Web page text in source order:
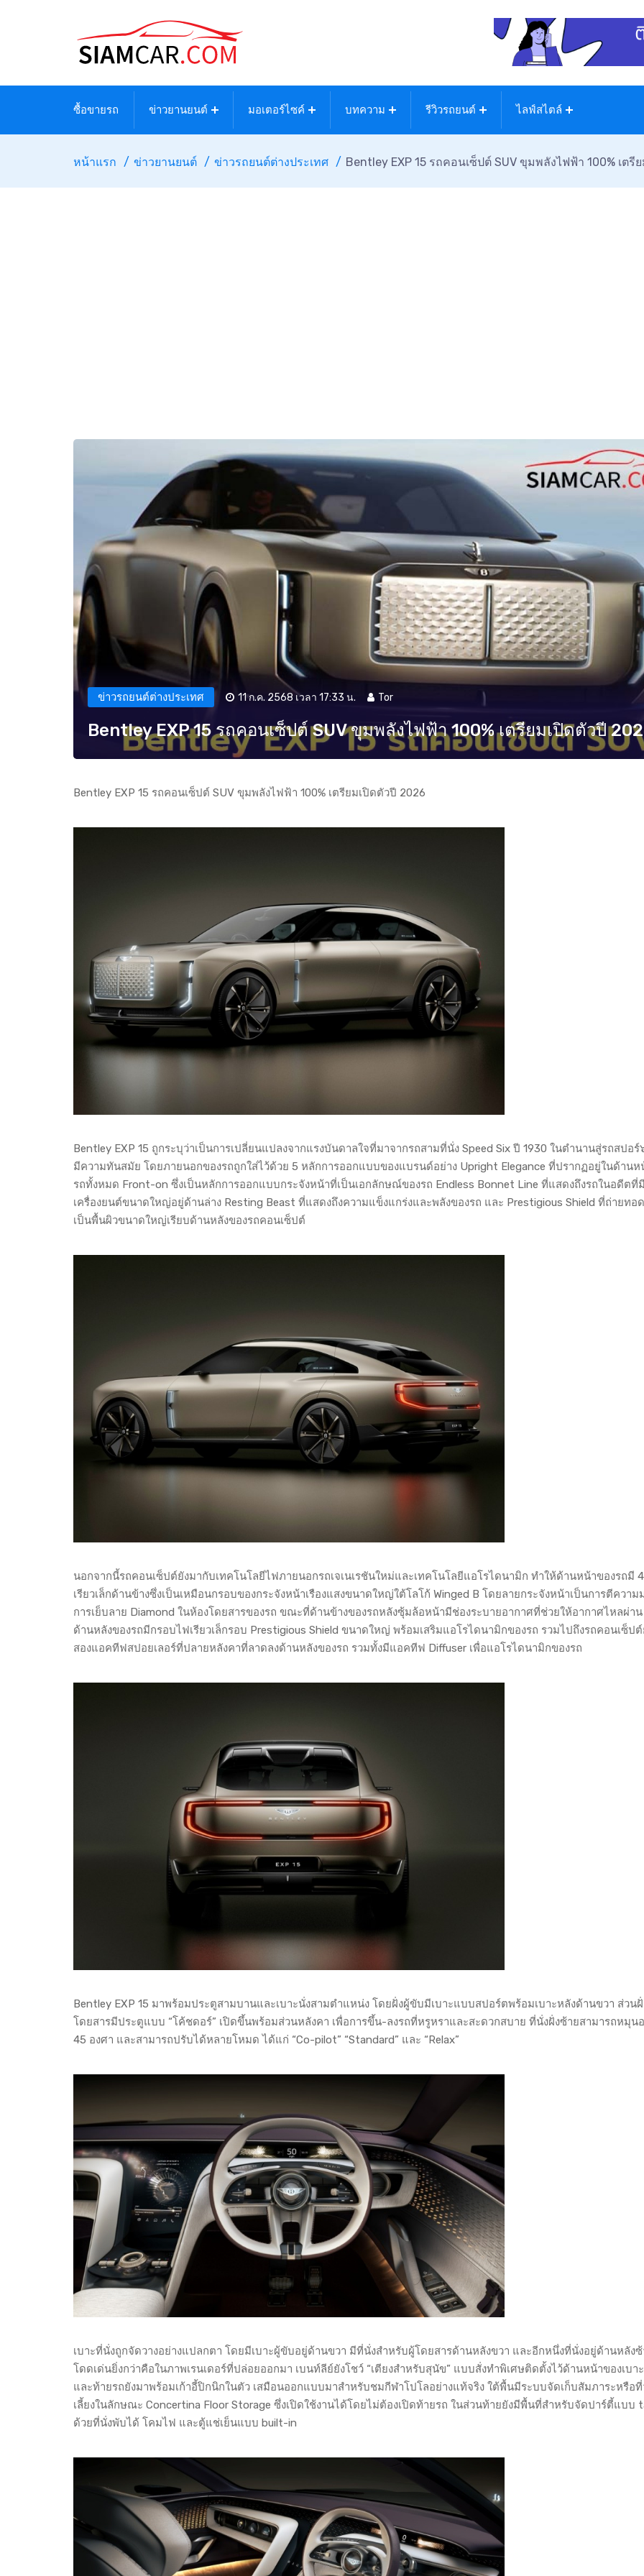
ซื้อขายรถ ข่าวยานยนต์ มอเตอร์ไซค์ บทความ รีวิวรถยนต์ ไลฟ์สไตล์
หน้าแรก ข่าวยานยนต์ ข่าวรถยนต์ต่างประเทศ Bentley EXP 15 รถคอนเซ็ปต์ SUV ขุมพลังไฟฟ้า 100% เตรี
ข่าวรถยนต์ต่างประเทศ 11 ก.ค. 2568 เวลา 17:33 น. Tor
Bentley EXP 15 รถคอนเซ็ปต์ SUV ขุมพลังไฟฟ้า 100% เตรียมเปิดตัวปี
Bentley EXP 15 รถคอนเซ็ปต์ SUV ขุมพลังไฟฟ้า 100% เตรียมเปิดตัวปี 2026
Bentley EXP 15 ถูกระบุว่าเป็นการเปลี่ยนแปลงจากแรงบันดาลใจที่มาจากรถสามที่นั่ง Speed Six ปี 1930 ในตำนานสู่รถสปอ
มีความทันสมัย โดยภายนอกของรถถูกใส่ไว้ด้วย 5 หลักการออกแบบของแบรนด์อย่าง Upright Elegance ที่ปรากฏอยู่ในด้านห
รถทั้งหมด Front-on ซึ่งเป็นหลักการออกแบบกระจังหน้าที่เป็นเอกลักษณ์ของรถ Endless Bonnet Line ที่แสดงถึงรถในอดีตที่มี
เครื่องยนต์ขนาดใหญ่อยู่ด้านล่าง Resting Beast ที่แสดงถึงความแข็งแกร่งและพลังของรถ และ Prestigious Shield ที่ถ่ายทอ
เป็นพื้นผิวขนาดใหญ่เรียบด้านหลังของรถคอนเซ็ปต์
นอกจากนี้รถคอนเซ็ปต์ยังมากับเทคโนโลยีไฟภายนอกรถเจเนเรชันใหม่และเทคโนโลยีแอโรไดนามิก ทำให้ด้านหน้าของรถมี
เรียวเล็กด้านข้างซึ่งเป็นเหมือนกรอบของกระจังหน้าเรืองแสงขนาดใหญ่ใต้โลโก้ Winged B โดยลายกระจังหน้าเป็นการตีความ
การเย็บลาย Diamond ในห้องโดยสารของรถ ขณะที่ด้านข้างของรถหลังซุ้มล้อหน้ามีช่องระบายอากาศที่ช่วยให้อากาศไหลผ่า
ด้านหลังของรถมีกรอบไฟเรียวเล็กรอบ Prestigious Shield ขนาดใหญ่ พร้อมเสริมแอโรไดนามิกของรถ รวมไปถึงรถคอนเซ็ป
สองแอคทีฟสปอยเลอร์ที่ปลายหลังคาที่ลาดลงด้านหลังของรถ รวมทั้งมีแอคทีฟ Diffuser เพื่อแอโรไดนามิกของรถ
Bentley EXP 15 มาพร้อมประตูสามบานและเบาะนั่งสามตำแหน่ง โดยฝั่งผู้ขับมีเบาะแบบสปอร์ตพร้อมเบาะหลังด้านขวา ส่วนฝั่
โดยสารมีประตูแบบ “โค้ชดอร์” เปิดขึ้นพร้อมส่วนหลังคา เพื่อการขึ้น-ลงรถที่หรูหราและสะดวกสบาย ที่นั่งฝั่งซ้ายสามารถหมุน
45 องศา และสามารถปรับได้หลายโหมด ได้แก่ “Co-pilot” “Standard” และ “Relax”
เบาะที่นั่งถูกจัดวางอย่างแปลกตา โดยมีเบาะผู้ขับอยู่ด้านขวา มีที่นั่งสำหรับผู้โดยสารด้านหลังขวา และอีกหนึ่งที่นั่งอยู่ด้านหลัง
โดดเด่นยิ่งกว่าคือในภาพเรนเดอร์ที่ปล่อยออกมา เบนท์ลีย์ยังโชว์ “เตียงสำหรับสุนัข” แบบสั่งทำพิเศษติดตั้งไว้ด้านหน้าของเบา
และท้ายรถยังมาพร้อมเก้าอี้ปิกนิกในตัว เสมือนออกแบบมาสำหรับชมกีฬาโปโลอย่างแท้จริง ใต้พื้นมีระบบจัดเก็บสัมภาระหรือที่
เลี้ยงในลักษณะ Concertina Floor Storage ซึ่งเปิดใช้งานได้โดยไม่ต้องเปิดท้ายรถ ในส่วนท้ายยังมีพื้นที่สำหรับจัดปาร์ตี้แบบ
ด้วยที่นั่งพับได้ โคมไฟ และตู้แช่เย็นแบบ built-in